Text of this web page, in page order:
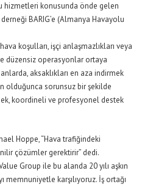
hizmetleri konusunda önde gelen
BARIG’e (Almanya Havayolu
koşulları, işçi anlaşmazlıkları veya
düzensiz operasyonlar ortaya
aksaklıkları en aza indirmek
olduğunca sorunsuz bir şekilde
koordineli ve profesyonel destek
Hoppe, “Hava trafiğindeki
çözümler gerektirir” dedi.
Group ile bu alanda 20 yılı aşkın
memnuniyetle karşılıyoruz. İş ortağı